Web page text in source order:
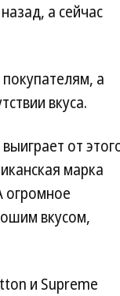
а сейчас
а
вкуса.
от
марка
огромное
вкусом,
и Supreme